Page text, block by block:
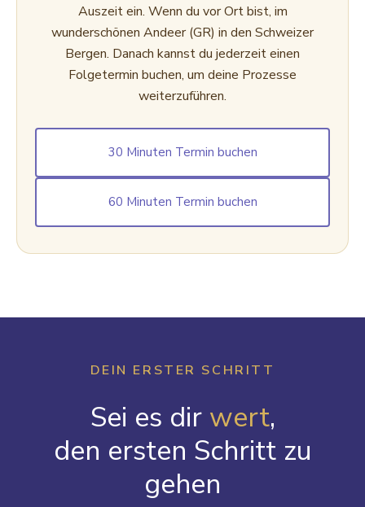
Auszeit ein. Wenn du vor Ort bist, im
wunderschönen Andeer (GR) in den Schweizer
Bergen. Danach kannst du jederzeit einen
Folgetermin buchen, um deine Prozesse
weiterzuführen.
30 Minuten Termin buchen
60 Minuten Termin buchen
DEIN ERSTER SCHRITT
Sei es dir wert,
den ersten Schritt zu
gehen